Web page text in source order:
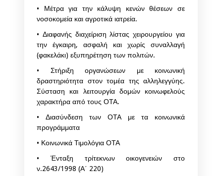
• Μέτρα για την κάλυψη κενών θέσεων σε
νοσοκομεία και αγροτικά ιατρεία.
• Διαφανής διαχείριση λίστας χειρουργείου για
την έγκαιρη, ασφαλή και χωρίς συναλλαγή
(φακελάκι) εξυπηρέτηση των πολιτών.
• Στήριξη οργανώσεων με κοινωνική
δραστηριότητα στον τομέα της αλληλεγγύης.
Σύσταση και λειτουργία δομών κοινωφελούς
χαρακτήρα από τους ΟΤΑ.
• Διασύνδεση των ΟΤΑ με τα κοινωνικά
προγράμματα
• Κοινωνικά Τιμολόγια ΟΤΑ
• Ένταξη τρίτεκνων οικογενειών στο
ν.2643/1998 (Α΄ 220)